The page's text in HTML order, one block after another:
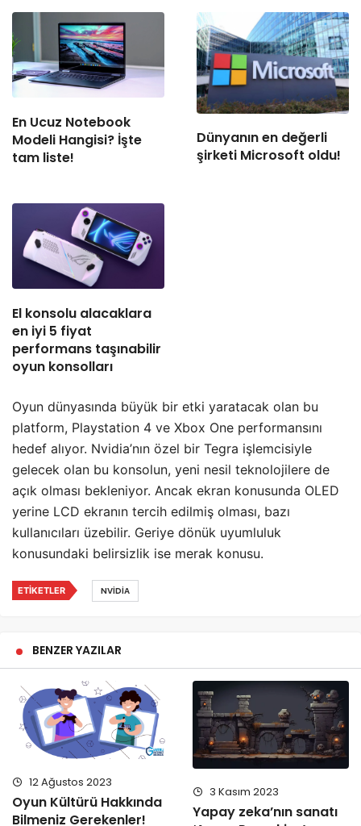
En Ucuz Notebook
Modeli Hangisi? İşte
tam liste!
Dünyanın en değerli
şirketi Microsoft oldu!
El konsolu alacaklara
en iyi 5 fiyat
performans taşınabilir
oyun konsolları
Oyun dünyasında büyük bir etki yaratacak olan bu
platform, Playstation 4 ve Xbox One performansını
hedef alıyor. Nvidia’nın özel bir Tegra işlemcisiyle
gelecek olan bu konsolun, yeni nesil teknolojilere de
açık olması bekleniyor. Ancak ekran konusunda OLED
yerine LCD ekranın tercih edilmiş olması, bazı
kullanıcıları üzebilir. Geriye dönük uyumluluk
konusundaki belirsizlik ise merak konusu.
ETIKETLER NVIDIA
BENZER YAZILAR
12 Ağustos 2023
Oyun Kültürü Hakkında
Bilmeniz Gerekenler!
3 Kasım 2023
Yapay zeka’nın sanatı